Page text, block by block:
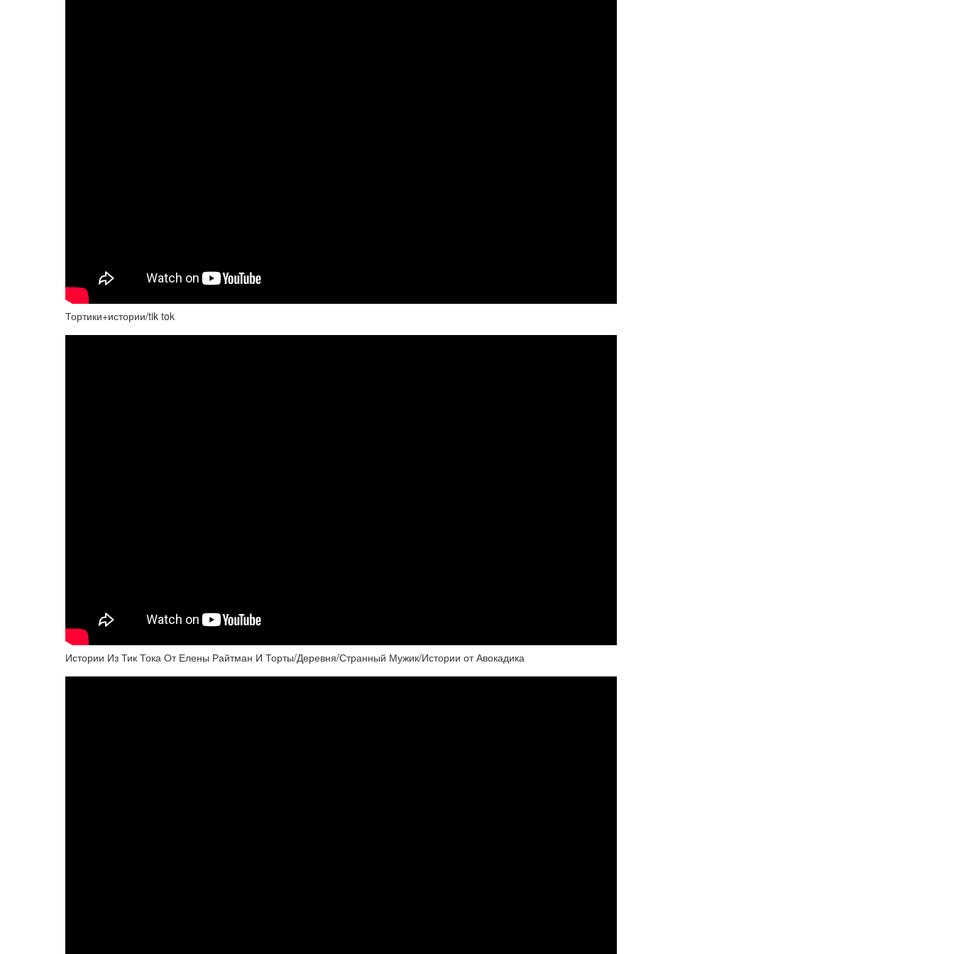
Тортики+истории/tik tok
Истории Из Тик Тока От Елены Райтман И Торты/Деревня/Странный Мужик/Истории от Авокадика